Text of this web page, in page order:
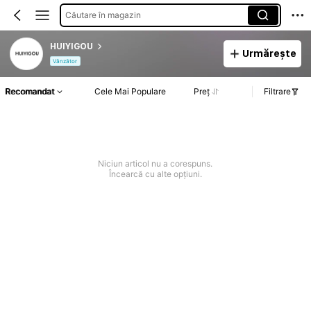
Căutare în magazin
HUIYIGOU
Vânzător
Urmărește
Recomandat Cele Mai Populare Preț Filtrare
Niciun articol nu a corespuns.
Încearcă cu alte opțiuni.